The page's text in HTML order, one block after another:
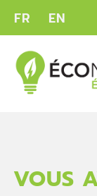
FR EN
VOUS